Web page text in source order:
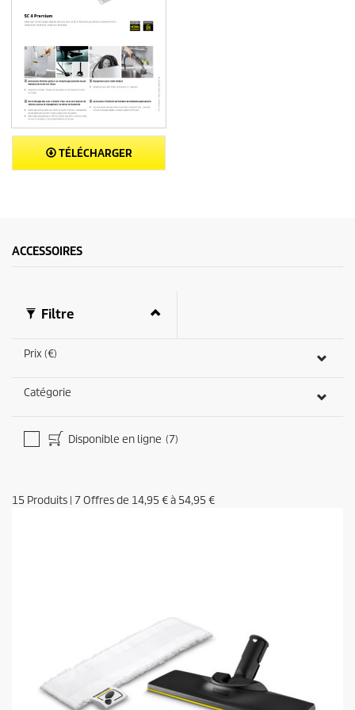
TÉLÉCHARGER
ACCESSOIRES
Filtre
Prix (€)
Catégorie
Disponible en ligne (7)
15 Produits | 7Offres de 14,95 €à 54,95 €